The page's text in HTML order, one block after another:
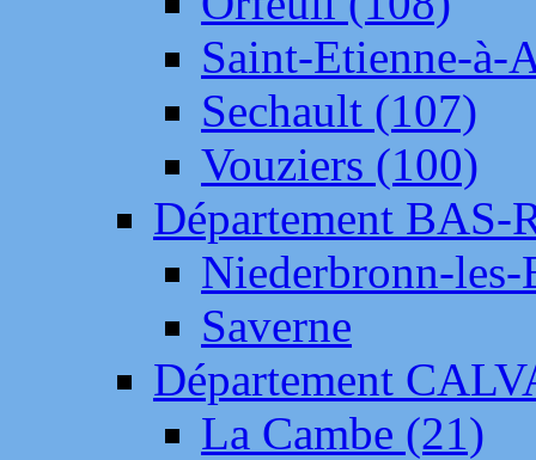
Saint-Etienne-à-
Sechault (107)
Vouziers (100)
Département BAS-
Niederbronn-
Saverne
Département
La Cambe (21)